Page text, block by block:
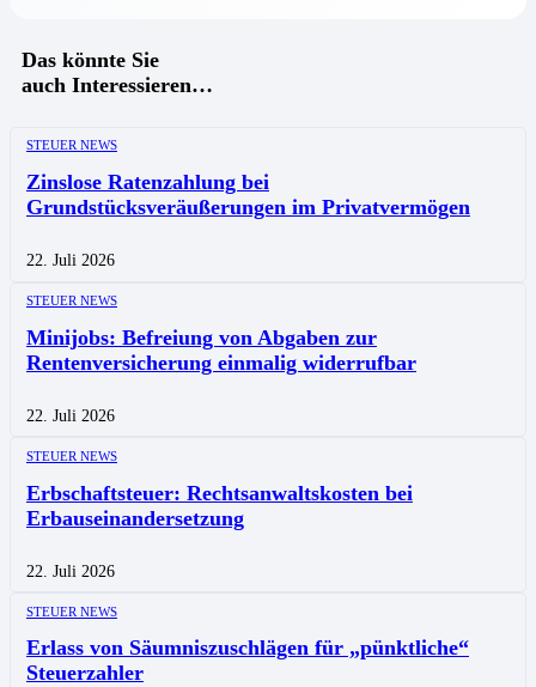
Das könnte Sie
auch Interessieren…
STEUER NEWS
Zinslose Ratenzahlung bei
Grundstücksveräußerungen im Privatvermögen
22. Juli 2026
STEUER NEWS
Minijobs: Befreiung von Abgaben zur
Rentenversicherung einmalig widerrufbar
22. Juli 2026
STEUER NEWS
Erbschaftsteuer: Rechtsanwaltskosten bei
Erbauseinandersetzung
22. Juli 2026
STEUER NEWS
Erlass von Säumniszuschlägen für „pünktliche“
Steuerzahler